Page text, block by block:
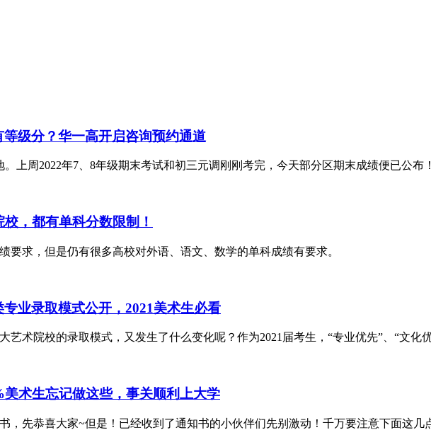
级分？华一高开启咨询预约通道
上周2022年7、8年级期末考试和初三元调刚刚考完，今天部分区期末成绩便已公布
，都有单科分数限制！
要求，但是仍有很多高校对外语、语文、数学的单科成绩有要求。
业录取模式公开，2021美术生必看
艺术院校的录取模式，又发生了什么变化呢？作为2021届考生，“专业优先”、“文化
术生忘记做这些，事关顺利上大学
，先恭喜大家~但是！已经收到了通知书的小伙伴们先别激动！千万要注意下面这几